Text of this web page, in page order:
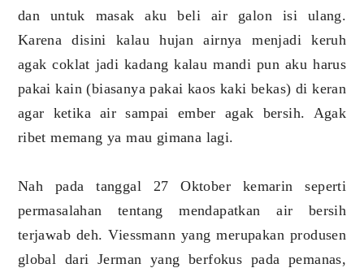
dan untuk masak aku beli air galon isi ulang.
Karena disini kalau hujan airnya menjadi keruh
agak coklat jadi kadang kalau mandi pun aku harus
pakai kain (biasanya pakai kaos kaki bekas) di keran
agar ketika air sampai ember agak bersih. Agak
ribet memang ya mau gimana lagi.
Nah pada tanggal 27 Oktober kemarin seperti
permasalahan tentang mendapatkan air bersih
terjawab deh. Viessmann yang merupakan produsen
global dari Jerman yang berfokus pada pemanas,